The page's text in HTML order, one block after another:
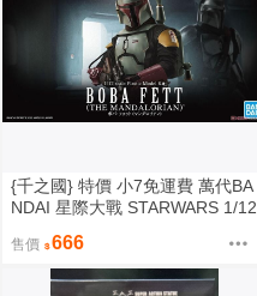
{千之國} 特價 小7免運費 萬代BA
NDAI 星際大戰 STARWARS 1/12
售價 666